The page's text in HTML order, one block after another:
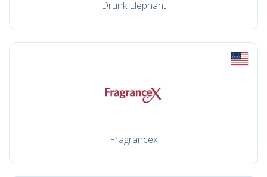
Drunk Elephant
Fragrancex